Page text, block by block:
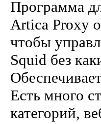
Программа
Artica Proxy
чтобы
Squid без
Есть много
категорий,